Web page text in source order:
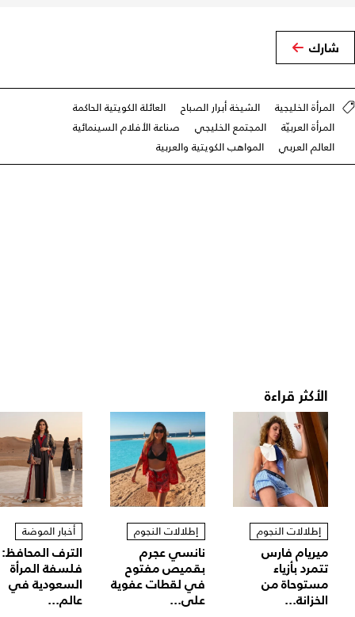
شارك
المرأة الخليجية الشيخة أبرار الصباح
العائلة الكويتية الحاكمة
المرأة العربيّة
المجتمع الخليجي
صناعة الأفلام السينمائية
العالم العربي
المواهب الكويتية والعربية
الأكثر قراءة
إطلالات النجوم
ميريام فارس
تتمرد بأزياء
مستوحاة من
الخزانة...
إطلالات النجوم
نانسي عجرم
بقميص مفتوح
في لقطات عفوية
على...
أخبار الموضة
الترف المحافظ:
فلسفة المرأة
السعودية في
عالم...